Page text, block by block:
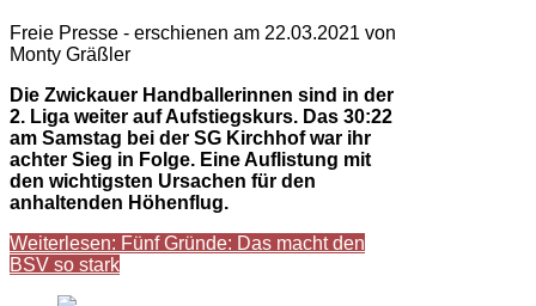
Freie Presse - erschienen am 22.03.2021 von
Monty Gräßler
Die Zwickauer Handballerinnen sind in der
2. Liga weiter auf Aufstiegskurs. Das 30:22
am Samstag bei der SG Kirchhof war ihr
achter Sieg in Folge. Eine Auflistung mit
den wichtigsten Ursachen für den
anhaltenden Höhenflug.
Weiterlesen: Fünf Gründe: Das macht den
BSV so stark